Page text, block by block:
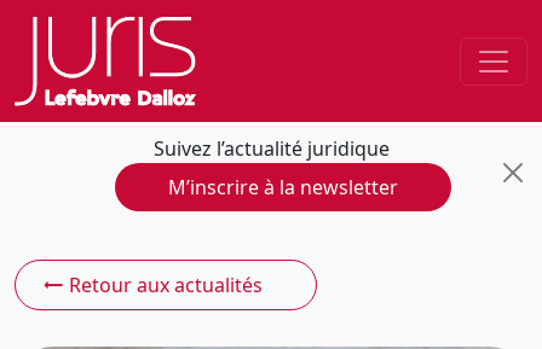
Suivez l’actualité juridique
M’inscrire à la newsletter
Retour aux actualités